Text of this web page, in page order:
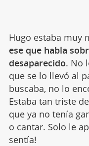
Hugo estaba muy
ese que habla
desaparecido. No
que se lo llevó al
buscaba, no lo
Estaba tan triste
que ya no tenía
o cantar. Solo le
sentía!